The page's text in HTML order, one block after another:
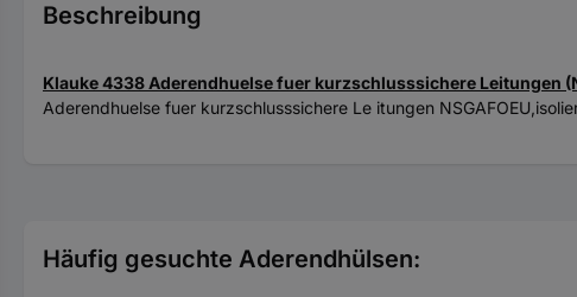
Beschreibung
Klauke 4338 Aderendhuelse fuer kurzschlusssichere Leitungen
Aderendhuelse fuer kurzschlusssichere Le itungen
Häufig gesuchte Aderendhülsen: